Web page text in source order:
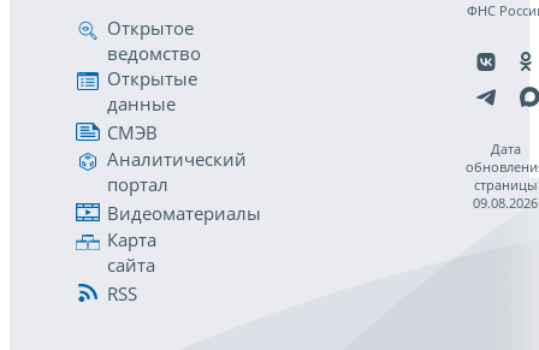
Открытое
ведомство
Открытые
данные
СМЭВ
Аналитический
портал
Видеоматериалы
Карта
сайта
RSS
ФНС
Дата
страницы
09.08.2026